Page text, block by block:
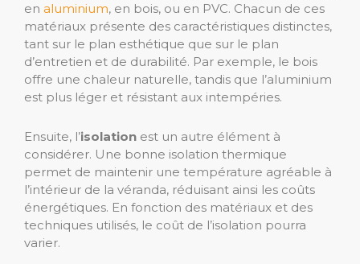
en aluminium, en bois, ou en PVC. Chacun de ces
matériaux présente des caractéristiques distinctes,
tant sur le plan esthétique que sur le plan
d’entretien et de durabilité. Par exemple, le bois
offre une chaleur naturelle, tandis que l’aluminium
est plus léger et résistant aux intempéries.
Ensuite, l’isolation est un autre élément à
considérer. Une bonne isolation thermique
permet de maintenir une température agréable à
l’intérieur de la véranda, réduisant ainsi les coûts
énergétiques. En fonction des matériaux et des
techniques utilisés, le coût de l’isolation pourra
varier.